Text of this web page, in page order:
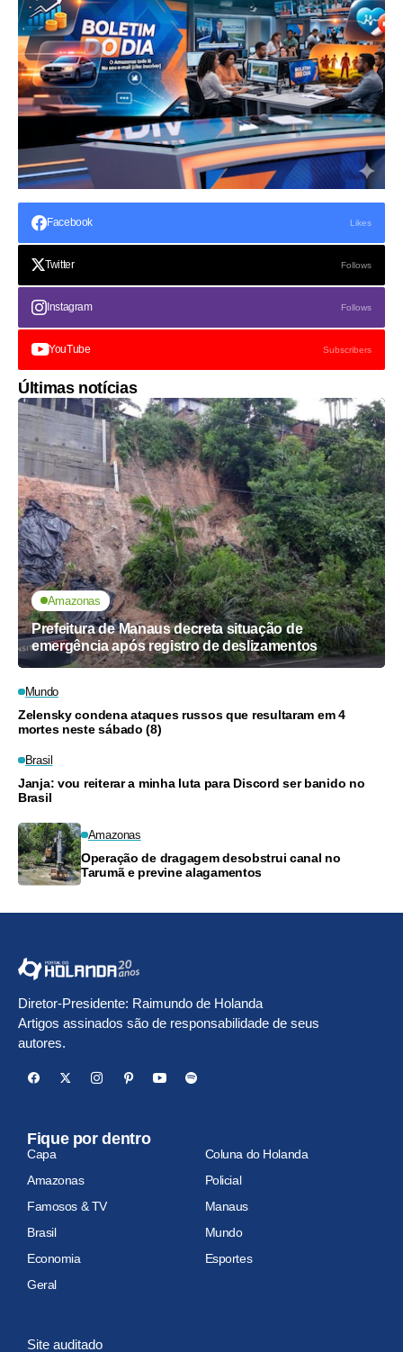
Facebook Likes
Twitter Follows
Instagram Follows
YouTube Subscribers
Últimas notícias
Amazonas
Prefeitura de Manaus decreta situação de
emergência após registro de deslizamentos
Mundo
Zelensky condena ataques russos que resultaram em 4
mortes neste sábado (8)
Brasil
Janja: vou reiterar a minha luta para Discord ser banido no
Brasil
Amazonas
Operação de dragagem desobstrui canal no
Tarumã e previne alagamentos
Diretor-Presidente: Raimundo de Holanda
Artigos assinados são de responsabilidade de seus
autores.
Fique por dentro
Capa
Coluna do Holanda
Amazonas
Policial
Famosos & TV
Manaus
Brasil
Mundo
Economia
Esportes
Geral
Site auditado